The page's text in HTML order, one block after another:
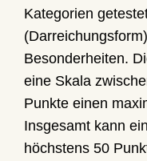
Kategorien
Besonderheiten.
eine Skala
Punkte einen
Insgesamt kann
höchstens 50